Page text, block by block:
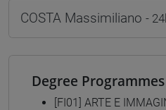
COSTA Massimiliano -
Degree
[FI01] ARTE E